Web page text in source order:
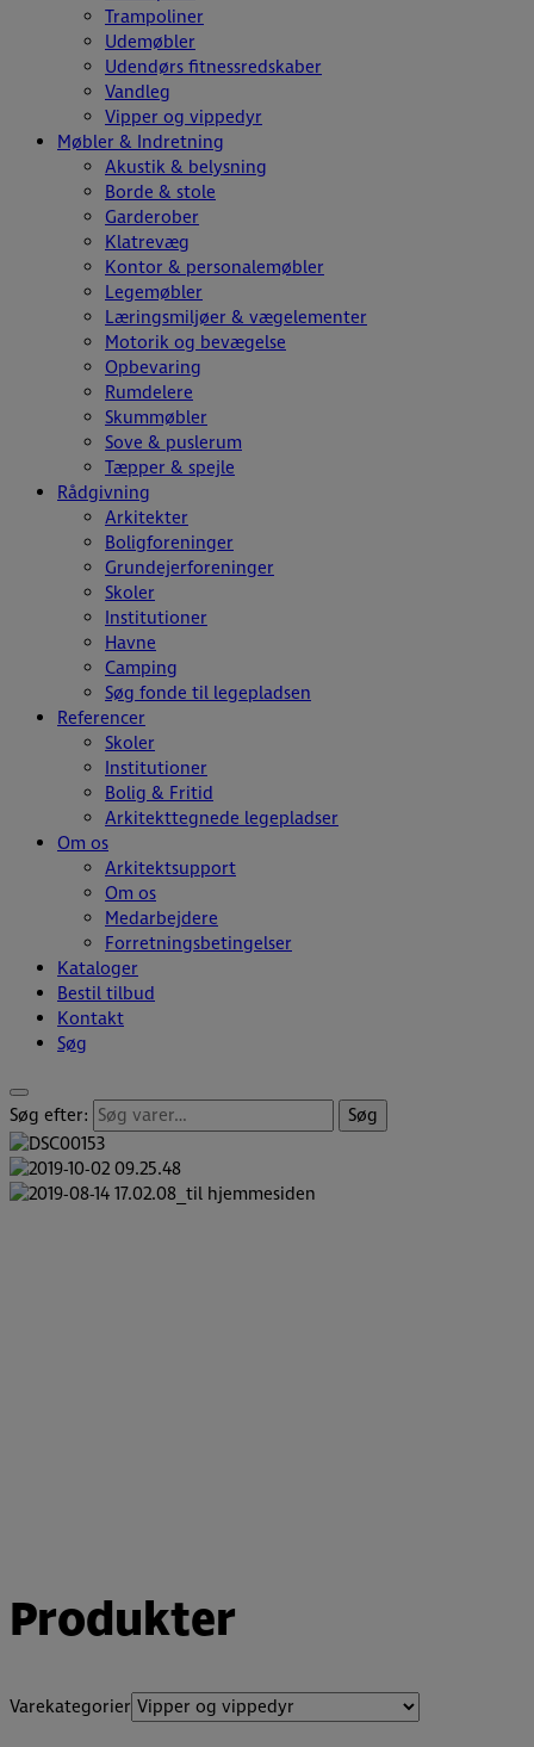
Trampoliner
Udemøbler
Udendørs fitnessredskaber
Vandleg
Vipper og vippedyr
Møbler & Indretning
Akustik & belysning
Borde & stole
Garderober
Klatrevæg
Kontor & personalemøbler
Legemøbler
Læringsmiljøer & vægelementer
Motorik og bevægelse
Opbevaring
Rumdelere
Skummøbler
Sove & puslerum
Tæpper & spejle
Rådgivning
Arkitekter
Boligforeninger
Grundejerforeninger
Skoler
Institutioner
Havne
Camping
Søg fonde til legepladsen
Referencer
Skoler
Institutioner
Bolig & Fritid
Arkitekttegnede legepladser
Om os
Arkitektsupport
Om os
Medarbejdere
Forretningsbetingelser
Kataloger
Bestil tilbud
Kontakt
Søg
Søg efter: Søg
Produkter
Varekategorier